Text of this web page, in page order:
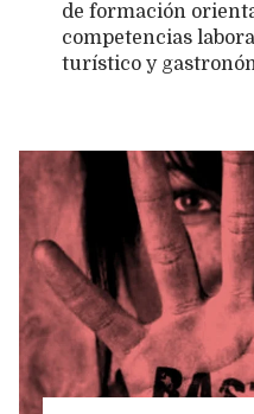
de formación
competencias
turístico y